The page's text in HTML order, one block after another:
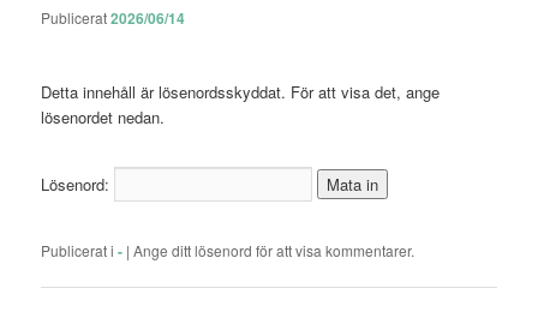
Publicerat2026/06/14
Detta innehåll är lösenordsskyddat. För att visa det, ange
lösenordet nedan.
Lösenord:
Publicerat i - |Ange ditt lösenord för att visa kommentarer.